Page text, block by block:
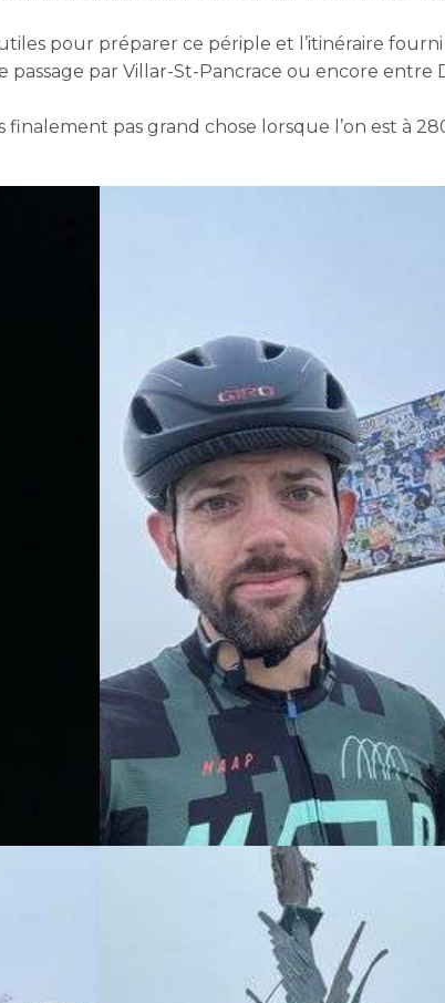
pour préparer ce périple et l’itinéraire
passage par Villar-St-Pancrace ou encore entre
pas grand chose lorsque l’on est à